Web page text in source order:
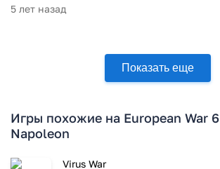
5 лет назад
Показать еще
Игры похожие на European War
Napoleon
Virus War